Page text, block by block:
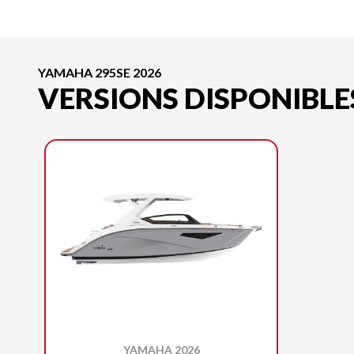
YAMAHA 295SE 2026
VERSIONS
YAMAHA 2026